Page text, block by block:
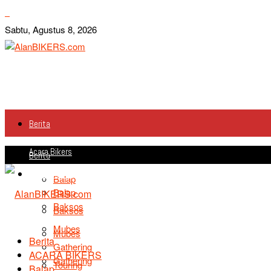
Sabtu, Agustus 8, 2026
Berita
Acara Bikers
Balap
Baksos
Mubes
Gathering
Berita
Acara Bikers
Balap
Baksos
Mubes
Gathering
Touring
Berita
ACARA BIKERS